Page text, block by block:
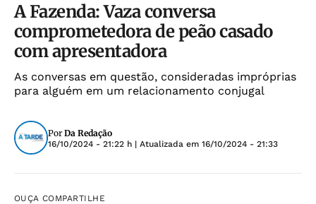
A Fazenda: Vaza conversa
comprometedora de peão casado
com apresentadora
As conversas em questão, consideradas impróprias
para alguém em um relacionamento conjugal
Por Da Redação
16/10/2024 - 21:22 h | Atualizada em 16/10/2024 - 21:33
OUÇA COMPARTILHE